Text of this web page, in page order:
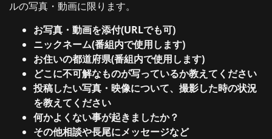
ルの写真・動画に限ります。
お写真・動画を添付(URLでも可)
ニックネーム(番組内で使用します)
お住いの都道府県(番組内で使用します)
どこに不可解なものが写っているか教えてください
投稿したい写真・映像について、撮影した時の状況
を教えてください
何かよくない事が起きましたか？
その他相談や長尾にメッセージなど